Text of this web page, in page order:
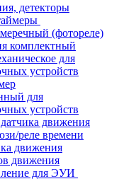
детекторы
(фотореле)
комплектный
для
устройств
для
устройств
движения
реле времени
движения
движения
для ЭУИ